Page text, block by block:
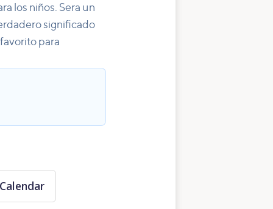
los niños. Sera un
significado
para